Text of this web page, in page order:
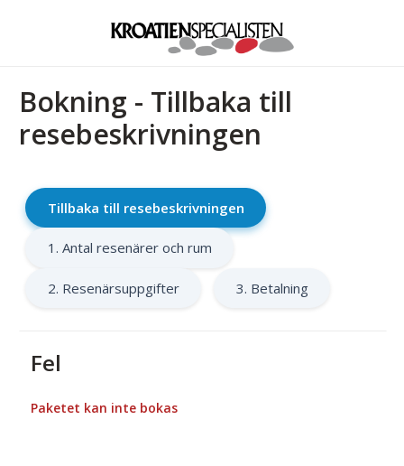
Bokning - Tillbaka till
resebeskrivningen
Tillbaka till resebeskrivningen
1. Antal resenärer och rum
2. Resenärsuppgifter 3. Betalning
Fel
Paketet kan inte bokas